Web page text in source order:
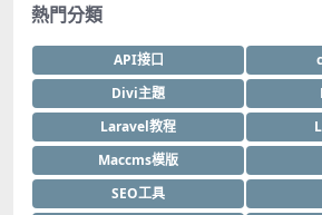
熱門分類
API接口
Divi主題
Laravel教程
Maccms模版
SEO工具